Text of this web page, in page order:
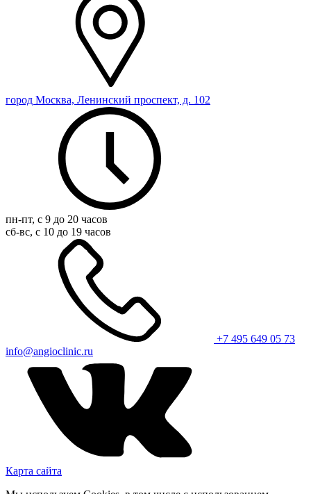
город Москва, Ленинский проспект, д. 102
пн-пт, с 9 до 20 часов
сб-вс, с 10 до 19 часов
+7 495 649 05 73
info@angioclinic.ru
Карта сайта